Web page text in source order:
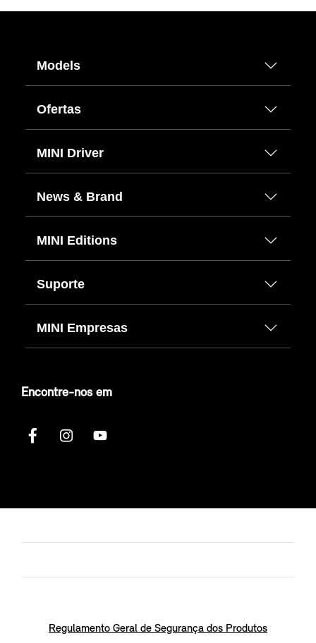
Models
Ofertas
MINI Driver
News & Brand
MINI Editions
Suporte
MINI Empresas
Encontre-nos em
Regulamento Geral de Segurança dos Produtos